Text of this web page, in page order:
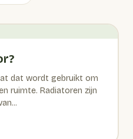
dat wordt gebruikt om
ruimte. Radiatoren zijn